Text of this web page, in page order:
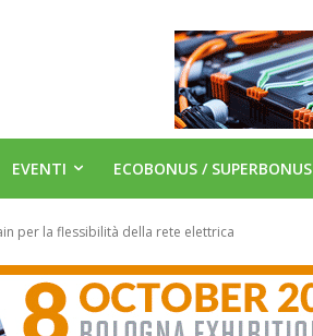
EVENTI ECOBONUS / SUPERBONUS
per la flessibilità della rete elettrica